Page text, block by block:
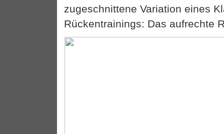
zugeschnittene Variation eines
Rückentrainings: Das aufrechte